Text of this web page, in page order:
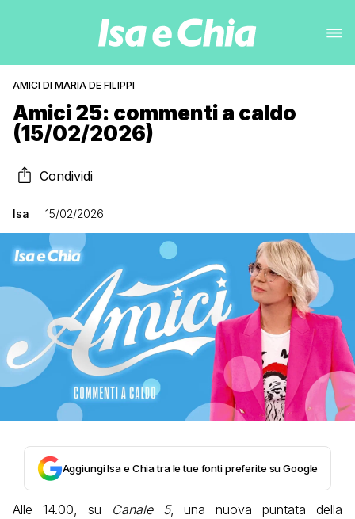
AMICI DI MARIA DE FILIPPI
Amici 25: commenti a caldo
(15/02/2026)
Condividi
Isa 15/02/2026
Aggiungi Isa e Chia tra le tue fonti preferite su Google
Alle 14.00, su Canale 5, una nuova puntata della